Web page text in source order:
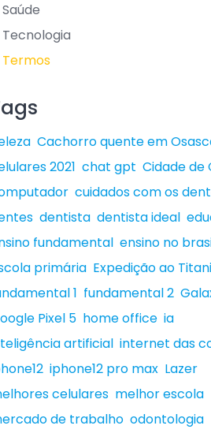
Saúde
Tecnologia
Termos
Cachorro quente em
2021 chat gpt Cidade de
cuidados com os
dentista dentista ideal
fundamental ensino no
primária Expedição ao
1 fundamental 2
Pixel 5 home office ia
artificial internet das
iphone12 pro max Lazer
celulares melhor escola
de trabalho odontologia